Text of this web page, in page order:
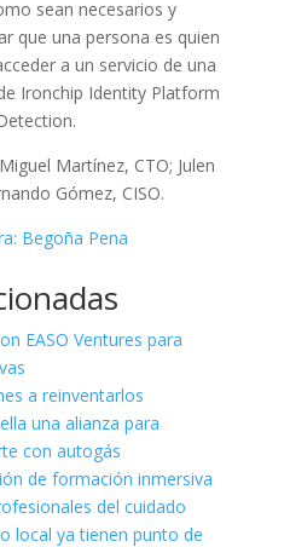
sean necesarios y
que una persona es quien
a un servicio de una
Ironchip Identity Platform
Martínez, CTO; Julen
Gómez, CISO.
Begoña Pena
EASO Ventures para
a reinventarlos
una alianza para
con autogás
de formación inmersiva
del cuidado
local ya tienen punto de